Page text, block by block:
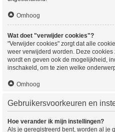
Omhoog
Wat doet "verwijder cookies"?
"Verwijder cookies" zorgt dat alle
weer verwijderd worden. Deze
wordt en geven ook de mogelijkheid,
inschakeld, om te zien welke
Omhoog
Gebruikersvoorkeuren en
Hoe verander ik mijn instellingen?
Als je geregistreerd bent, worden al je